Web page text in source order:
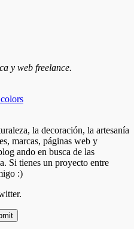
y web freelance.
la decoración, la artesanía
marcas, páginas web y
ando en busca de las
Si tienes un proyecto entre
:)